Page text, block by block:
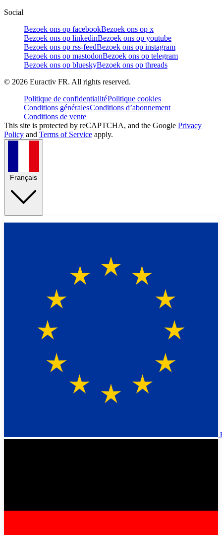
Social
Bezoek ons op facebookBezoek ons op x
Bezoek ons op linkedinBezoek ons op youtube
Bezoek ons op rss-feedBezoek ons op instagram
Bezoek ons op mastodonBezoek ons op telegram
Bezoek ons op blueskyBezoek ons op threads
© 2026 Euractiv FR. All rights reserved.
Politique de confidentialitéPolitique cookies
Conditions généralesConditions d’abonnement
Conditions de vente
This site is protected by reCAPTCHA, and the Google Privacy
Policy and Terms of Service apply.
Français